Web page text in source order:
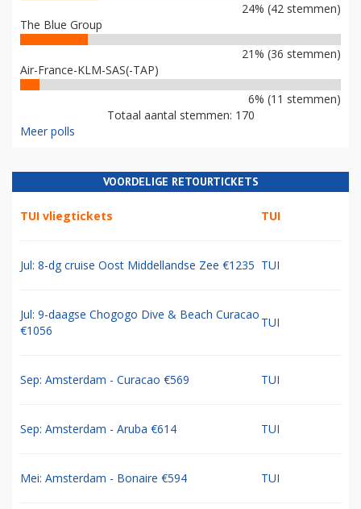
24% (42 stemmen)
The Blue Group
21% (36 stemmen)
Air-France-KLM-SAS(-TAP)
6% (11 stemmen)
Totaal aantal stemmen: 170
Meer polls
VOORDELIGE RETOURTICKETS
TUI vliegtickets TUI
Jul: 8-dg cruise Oost Middellandse Zee €1235 TUI
Jul: 9-daagse Chogogo Dive & Beach Curacao
€1056
TUI
Sep: Amsterdam - Curacao €569 TUI
Sep: Amsterdam - Aruba €614 TUI
Mei: Amsterdam - Bonaire €594 TUI